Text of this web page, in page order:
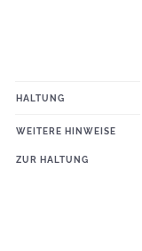
HALTUNG
WEITERE HINWEISE
ZUR HALTUNG